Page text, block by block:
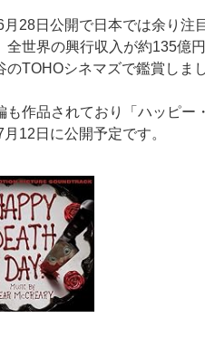
月28日公開で日本では余り注
全世界の興行収入が約135億
のTOHOシネマズで鑑賞しま
も作品されており「ハッピー
12日に公開予定です。